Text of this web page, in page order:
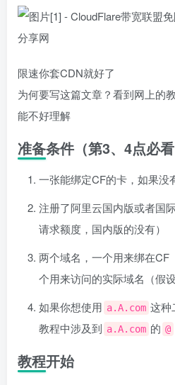
限速你套CDN就好了
为何要写这篇文章？看到网上的
能不好理解
准备条件（第3、4点必
一张能绑定CF的卡，如果没
注册了阿里云国内版或者国
请求额度，国内版的没有）
两个域名，一个用来绑在CF
个用来访问的实际域名（假
如果你想使用 a.A.com 这种
教程中涉及到 a.A.com 的 @
教程开始